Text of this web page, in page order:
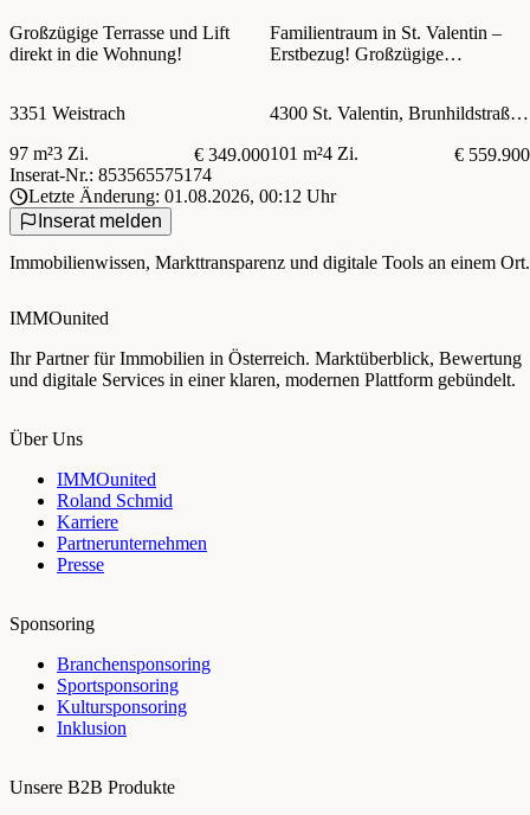
Großzügige Terrasse und Lift
direkt in die Wohnung!
3351 Weistrach
97 m²3 Zi. € 349.000
Familientraum in St. Valentin –
Erstbezug! Großzügige
Herzen der Stadt
4300 St. Valentin, Brunhildstraße 9
101 m²4 Zi.
€ 559.900
Inserat-Nr.: 853565575174
Letzte Änderung: 01.08.2026, 00:12 Uhr
Inserat melden
Immobilienwissen, Markttransparenz und digitale Tools an einem Ort.
IMMOunited
Ihr Partner für Immobilien in Österreich. Marktüberblick, Bewertung
und digitale Services in einer klaren, modernen Plattform gebündelt.
Über Uns
IMMOunited
Roland Schmid
Karriere
Partnerunternehmen
Presse
Sponsoring
Branchensponsoring
Sportsponsoring
Kultursponsoring
Inklusion
Unsere B2B Produkte